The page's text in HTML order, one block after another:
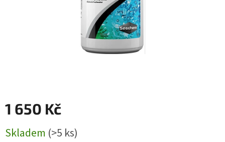
1 650 Kč
cena:
Skladem (>5 ks)